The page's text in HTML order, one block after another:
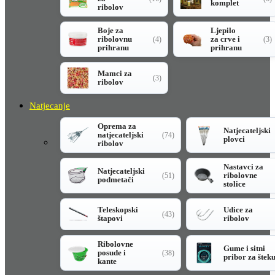
ribolov
komplet
Boje za
ribolovnu
prihranu
(4)
Ljepilo
za crve i
prihranu
(3)
Mamci za
ribolov
(3)
Natjecanje
Oprema za
natjecateljski
ribolov
(74)
Natjecateljski
plovci
Natjecateljski
podmetači
(51)
Nastavci za
ribolovne
stolice
Teleskopski
štapovi
(43)
Udice za
ribolov
Ribolovne
posude i
kante
(38)
Gume i sitni
pribor za šteku